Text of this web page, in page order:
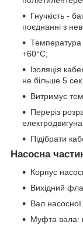
Гнучкість -
поєднанні з
Температура
+60°C;
Ізоляція
не більше 5
Витримує
Переріз
Підібрати
Насосна
Корпус
Вихідний
Вал
Муфта вала: